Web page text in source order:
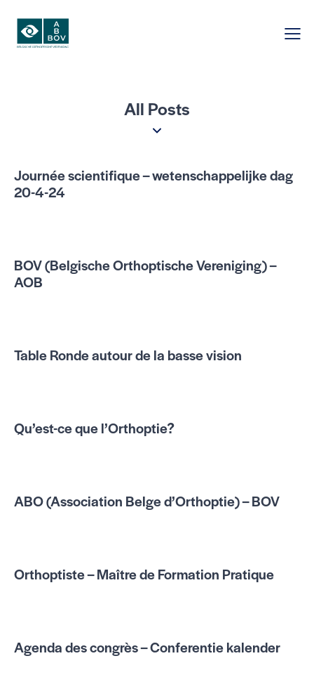
All Posts
Journée scientifique – wetenschappelijke dag
20-4-24
BOV (Belgische Orthoptische Vereniging) –
AOB
Table Ronde autour de la basse vision
Qu’est-ce que l’Orthoptie?
ABO (Association Belge d’Orthoptie) – BOV
Orthoptiste – Maître de Formation Pratique
Agenda des congrès – Conferentie kalender